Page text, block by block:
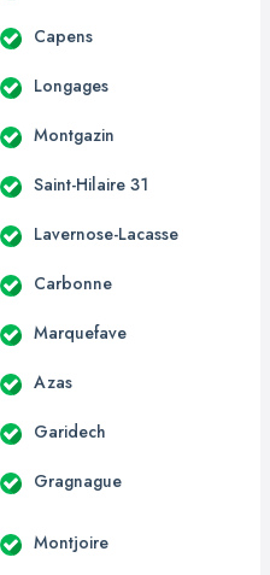
Capens
Longages
Montgazin
Saint-Hilaire 31
Lavernose-Lacasse
Carbonne
Marquefave
Azas
Garidech
Gragnague
Montjoire